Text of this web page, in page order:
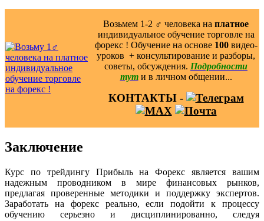
Возьмем 1-2 ‍♂️ человека на платное
индивидуальное обучение торговле на
форекс ! Обучение на основе 100видео-
уроков ️ + консультирование и разборы,
советы, обсуждения. Подробности
тут и в личном общении...
КОНТАКТЫ -
Заключение
Курс по трейдингу Прибыль на Форекс является вашим
надежным проводником в мире финансовых рынков,
предлагая проверенные методики и поддержку экспертов.
Заработать на форекс реально, если подойти к процессу
обучению серьезно и дисциплинированно, следуя